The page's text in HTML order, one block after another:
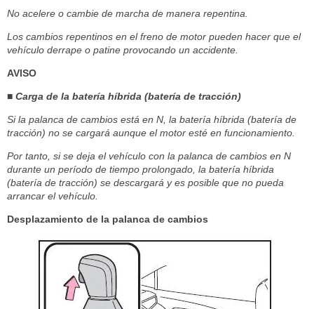
No acelere o cambie de marcha de manera repentina.
Los cambios repentinos en el freno de motor pueden hacer que el
vehículo derrape o patine provocando un accidente.
AVISO
■ Carga de la batería híbrida (batería de tracción)
Si la palanca de cambios está en N, la batería híbrida (batería de
tracción) no se cargará aunque el motor esté en funcionamiento.
Por tanto, si se deja el vehículo con la palanca de cambios en N
durante un período de tiempo prolongado, la batería híbrida
(batería de tracción) se descargará y es posible que no pueda
arrancar el vehículo.
Desplazamiento de la palanca de cambios